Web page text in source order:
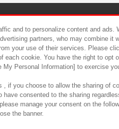
について カスタマーハラスメン
and to personalize content and ads.
partners, who may combine it
your use of their services. Please
each cookie. You have the right to opt
Personal Information] to exercise
, if you choose to allow the sharing of
have consented to the sharing
manage your consent on the
the banner.